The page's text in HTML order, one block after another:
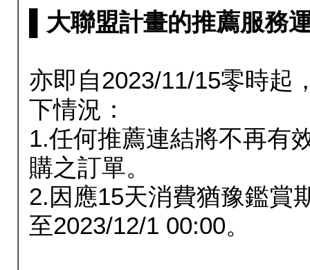
▌大聯盟計畫的推薦服務
亦即自2023/11/15零時起
下情況：
1.任何推薦連結將不再有
購之訂單。
2.因應15天消費猶豫鑑賞
至2023/12/1 00:00。